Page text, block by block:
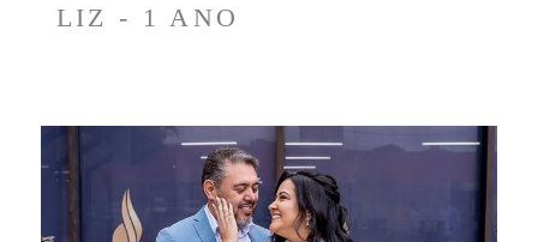
LIZ - 1 ANO